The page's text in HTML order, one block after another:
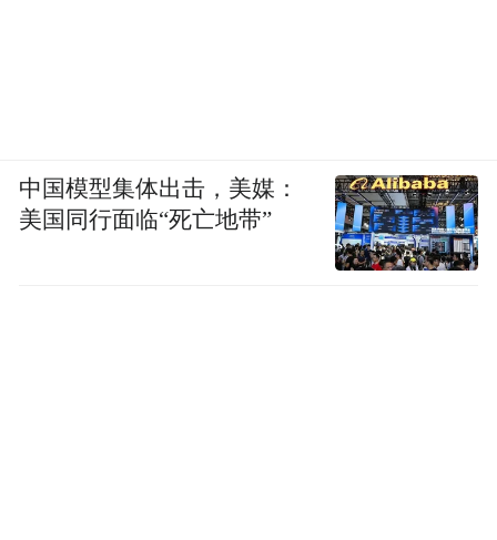
中国模型集体出击，美媒：
美国同行面临“死亡地带”